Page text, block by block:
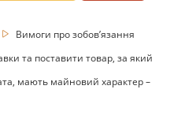
Вимоги про зобов’язання
та поставити товар, за який
мають майновий характер –